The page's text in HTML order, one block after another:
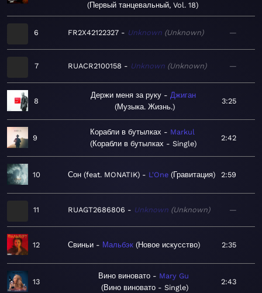
Первый танцевальный, Vol. 18
6 FR2X42122327 Unknown Unknown —
7 RUACR2100158 Unknown Unknown —
8
Держи меня за руку
Джиган
Музыка. Жизнь.
3:25
9
Корабли в бутылках
Markul
Корабли в бутылках - Single
2:42
10 Сон (feat. MONATIK) L'One Гравитация 2:59
11 RUAGT2686806 Unknown Unknown —
12 Свиньи Мальбэк Новое искусство 2:35
13
Вино виновато
Mary Gu
Вино виновато - Single
2:43